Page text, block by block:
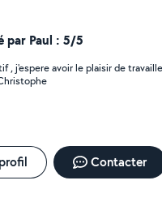
par Paul : 5/5
, j'espere avoir le plaisir de
Contacter